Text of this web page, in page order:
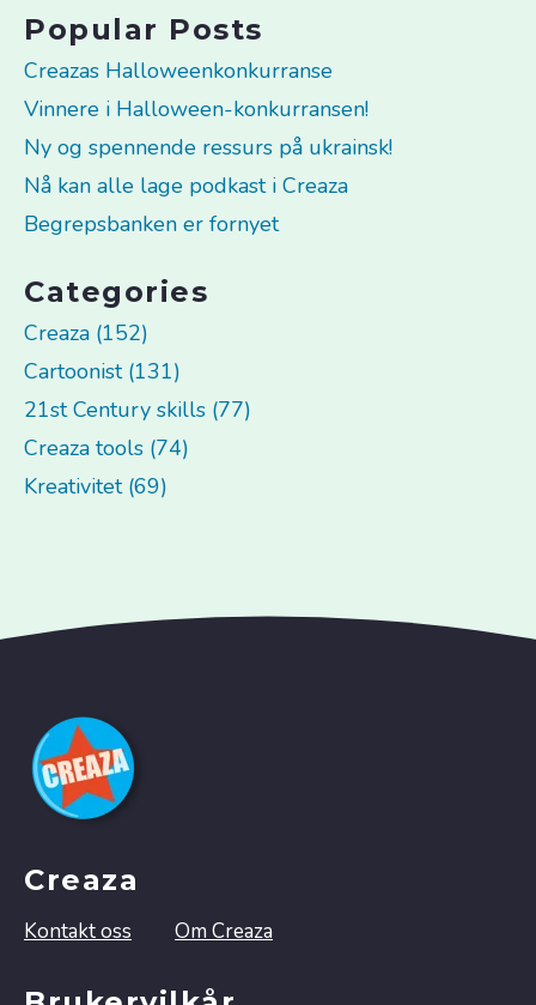
Popular Posts
Creazas Halloweenkonkurranse
Vinnere i Halloween-konkurransen!
Ny og spennende ressurs på ukrainsk!
Nå kan alle lage podkast i Creaza
Begrepsbanken er fornyet
Categories
Creaza (152)
Cartoonist (131)
21st Century skills (77)
Creaza tools (74)
Kreativitet (69)
Creaza
Kontakt oss Om Creaza